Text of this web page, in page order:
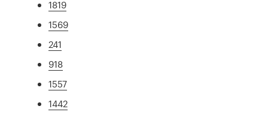
1819
1569
241
918
1557
1442